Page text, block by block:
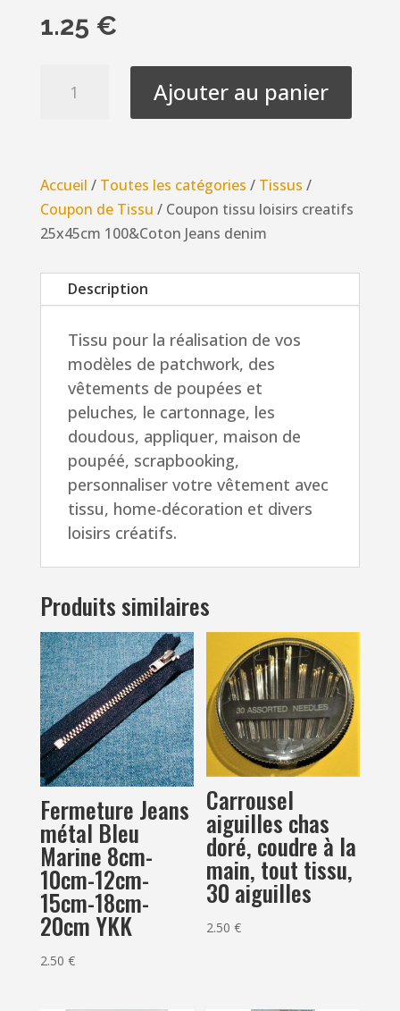
1.25 €
creatifs
25x45cm
100&Coton
Jeans
denim
Ajouter au panier
Accueil / Toutes les catégories / Tissus /
Coupon de Tissu / Coupon tissu loisirs creatifs
25x45cm 100&Coton Jeans denim
Description
Tissu pour la réalisation de vos
modèles de patchwork, des
vêtements de poupées et
peluches, le cartonnage, les
doudous, appliquer, maison de
poupéé, scrapbooking,
personnaliser votre vêtement avec
tissu, home-décoration et divers
loisirs créatifs.
Produits similaires
Fermeture Jeans
métal Bleu
Marine 8cm-
10cm-12cm-
15cm-18cm-
20cm YKK
2.50 €
Carrousel
aiguilles chas
doré, coudre à la
main, tout tissu,
30 aiguilles
2.50€